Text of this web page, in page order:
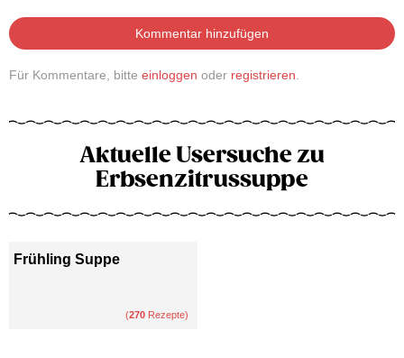
Kommentar hinzufügen
Für Kommentare, bitte einloggen oder registrieren
Aktuelle Usersuche zu
Erbsenzitrussuppe
Frühling Suppe
(270 Rezepte)